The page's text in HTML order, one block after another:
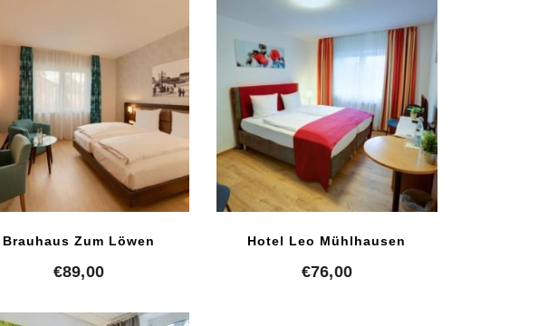
Brauhaus Zum Löwen
€89,00
Hotel Leo Mühlhausen
€76,00